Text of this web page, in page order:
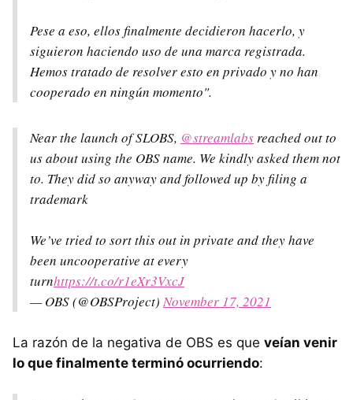
Pese a eso, ellos finalmente decidieron hacerlo, y
siguieron haciendo uso de una marca registrada.
Hemos tratado de resolver esto en privado y no han
cooperado en ningún momento".
Near the launch of SLOBS, @streamlabsreached out to
us about using the OBS name. We kindly asked them not
to. They did so anyway and followed up by filing a
trademark
We’ve tried to sort this out in private and they have
been uncooperative at every
turnhttps://t.co/r1eXr3VxcJ
— OBS (@OBSProject) November 17, 2021
La razón de la negativa de OBS es que veían venir
lo que finalmente terminó ocurriendo: